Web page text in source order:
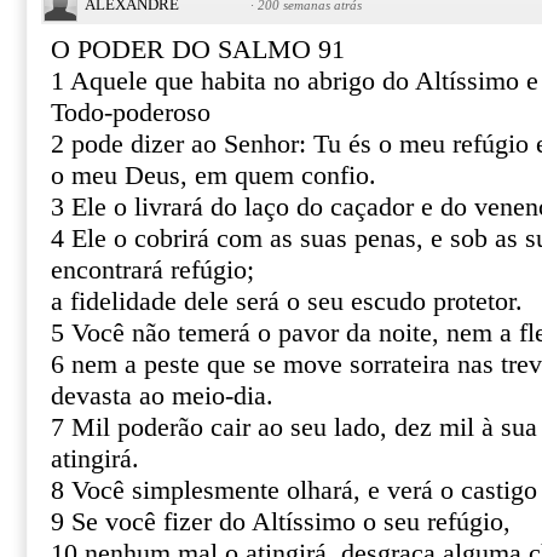
ALEXANDRE · 200 semanas atrás
O PODER DO SALMO 91
1 Aquele que habita no abrigo do Altíssimo
Todo-poderoso
2 pode dizer ao Senhor: Tu és o meu refúgio
o meu Deus, em quem confio.
3 Ele o livrará do laço do caçador e do
4 Ele o cobrirá com as suas penas, e sob as
encontrará refúgio;
a fidelidade dele será o seu escudo protetor.
5 Você não temerá o pavor da noite, nem a
6 nem a peste que se move sorrateira nas
devasta ao meio-dia.
7 Mil poderão cair ao seu lado, dez mil à
atingirá.
8 Você simplesmente olhará, e verá o
9 Se você fizer do Altíssimo o seu refúgio,